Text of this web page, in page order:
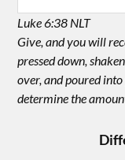
Luke 6:38 NLT
Give, and you will
pressed down,
over, and poured
determine the